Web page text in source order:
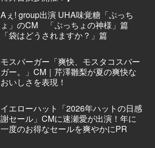
Aぇ! group出演 UHA味覚糖「ぷっち
ょ」のCM 「ぷっちょの神様」篇
「袋はどうされますか？」篇
モスバーガー「爽快、モスタコスバー
ガー。」CM｜芹澤雛梨が夏の爽快な
おいしさを表現！
イエローハット「2026年ハットの日感
謝セール」CMに速瀬愛が出演！年に
一度のお得なセールを爽やかにPR